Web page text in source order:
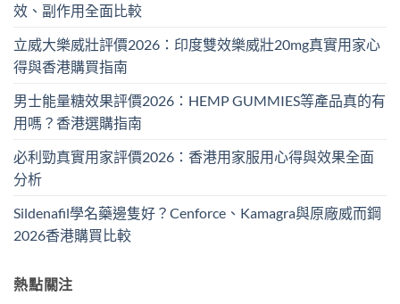
效、副作用全面比較
立威大樂威壯評價2026：印度雙效樂威壯20mg真實用家心
得與香港購買指南
男士能量糖效果評價2026：HEMP GUMMIES等產品真的有
用嗎？香港選購指南
必利勁真實用家評價2026：香港用家服用心得與效果全面
分析
Sildenafil學名藥邊隻好？Cenforce、Kamagra與原廠威而鋼
2026香港購買比較
熱點關注